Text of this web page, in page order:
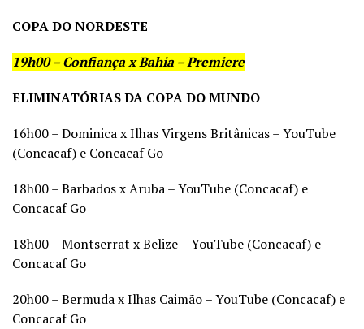
COPA DO NORDESTE
19h00 – Confiança x Bahia – Premiere
ELIMINATÓRIAS DA COPA DO MUNDO
16h00 – Dominica x Ilhas Virgens Britânicas – YouTube
(Concacaf) e Concacaf Go
18h00 – Barbados x Aruba – YouTube (Concacaf) e
Concacaf Go
18h00 – Montserrat x Belize – YouTube (Concacaf) e
Concacaf Go
20h00 – Bermuda x Ilhas Caimão – YouTube (Concacaf) e
Concacaf Go